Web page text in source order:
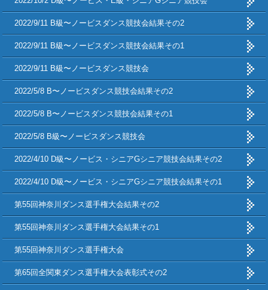
2022/9/11 B級〜ノービスダンス競技会結果その2
2022/9/11 B級〜ノービスダンス競技会結果その1
2022/9/11 B級〜ノービスダンス競技会
2022/5/8 B〜ノービスダンス競技会結果その2
2022/5/8 B〜ノービスダンス競技会結果その1
2022/5/8 B級〜ノービスダンス競技会
2022/4/10 D級〜ノービス・シニアGシニア競技会結果その2
2022/4/10 D級〜ノービス・シニアGシニア競技会結果その1
第55回神奈川ダンス選手権大会結果その2
第55回神奈川ダンス選手権大会結果その1
第55回神奈川ダンス選手権大会
第65回全関東ダンス選手権大会表彰式その2